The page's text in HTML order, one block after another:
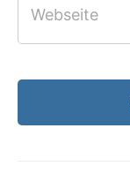
Webseite